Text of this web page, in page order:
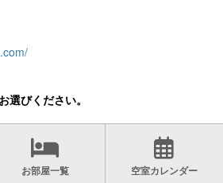
選びください。
お部屋一覧 空室カレンダー